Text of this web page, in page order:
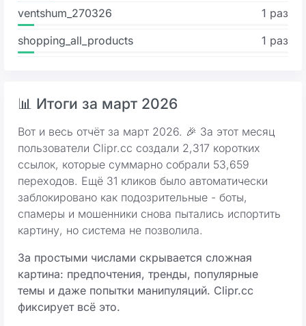
ventshum_270326
1 раз
shopping_all_products
1 раз
📊 Итоги за март 2026
Вот и весь отчёт за март 2026. 🎉 За этот месяц
пользователи Clipr.cc создали 2,317 коротких
ссылок, которые суммарно собрали 53,659
переходов. Ещё 31 кликов было автоматически
заблокировано как подозрительные - боты,
спамеры и мошенники снова пытались испортить
картину, но система не позволила.
За простыми числами скрывается сложная
картина: предпочтения, тренды, популярные
темы и даже попытки манипуляций. Clipr.cc
фиксирует всё это.